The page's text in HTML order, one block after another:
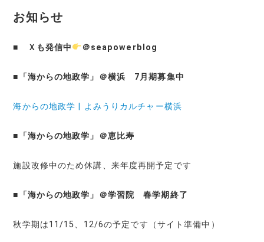
お知らせ
■ Ｘも発信中 ＠seapowerblog
■ 「海からの地政学」＠横浜 7月期募集中
海からの地政学 | よみうりカルチャー横浜
■ 「海からの地政学」＠恵比寿
施設改修中のため休講、来年度再開予定です
■ 「海からの地政学」＠学習院 春学期終了
秋学期は11/15、12/6の予定です（サイト準備中）